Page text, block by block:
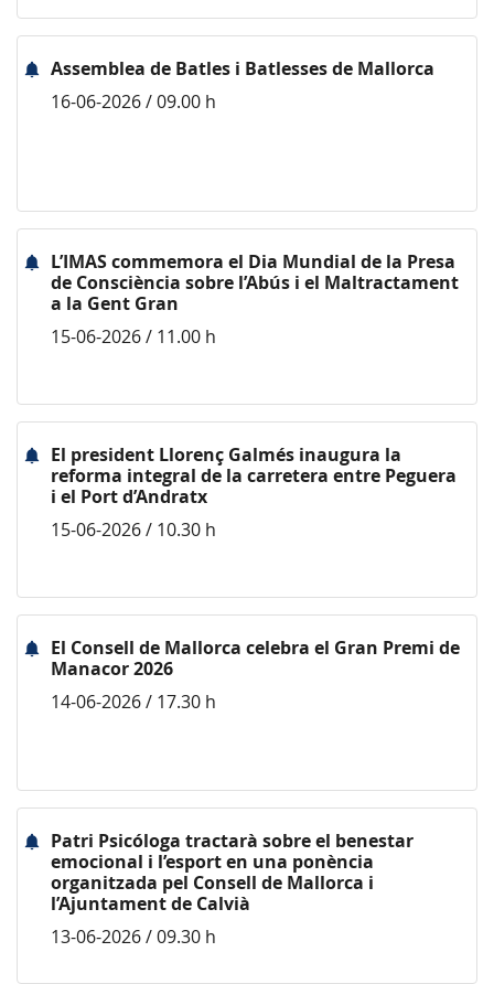
Assemblea de Batles i Batlesses de Mallorca
16-06-2026 / 09.00 h
L’IMAS commemora el Dia Mundial de la Presa
de Consciència sobre l’Abús i el Maltractament
a la Gent Gran
15-06-2026 / 11.00 h
El president Llorenç Galmés inaugura la
reforma integral de la carretera entre Peguera
i el Port d’Andratx
15-06-2026 / 10.30 h
El Consell de Mallorca celebra el Gran Premi de
Manacor 2026
14-06-2026 / 17.30 h
Patri Psicóloga tractarà sobre el benestar
emocional i l’esport en una ponència
organitzada pel Consell de Mallorca i
l’Ajuntament de Calvià
13-06-2026 / 09.30 h